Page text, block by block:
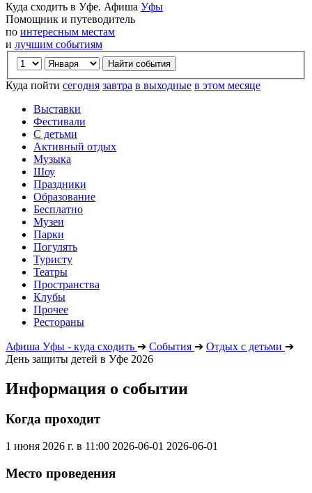
Куда сходить в Уфе. Афиша Уфы
Помощник и путеводитель
по интересным местам
и лучшим событиям
Куда пойти сегодня завтра в выходные в этом месяце
Выставки
Фестивали
С детьми
Активный отдых
Музыка
Шоу
Праздники
Образование
Бесплатно
Музеи
Парки
Погулять
Туристу
Театры
Пространства
Клубы
Прочее
Рестораны
Афиша Уфы - куда сходить ➔ События ➔ Отдых с детьми ➔
День защиты детей в Уфе 2026
Информация о событии
Когда проходит
1 июня 2026 г. в 11:00 2026-06-01 2026-06-01
Место проведения